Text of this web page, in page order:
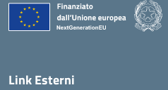
Link Esterni